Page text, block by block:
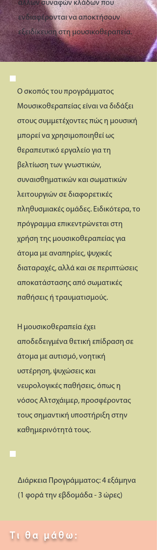
άλλων συναφών κλάδων που
ενδιαφέρονται να αποκτήσουν
εξειδίκευση στη μουσικοθεραπεία.
Ο σκοπός του προγράμματος
Μουσικοθεραπείας είναι να διδάξει
στους συμμετέχοντες πώς η μουσική
μπορεί να χρησιμοποιηθεί ως
θεραπευτικό εργαλείο για τη
βελτίωση των γνωστικών,
συναισθηματικών και σωματικών
λειτουργιών σε διαφορετικές
πληθυσμιακές ομάδες. Ειδικότερα, το
πρόγραμμα επικεντρώνεται στη
χρήση της μουσικοθεραπείας για
άτομα με αναπηρίες, ψυχικές
διαταραχές, αλλά και σε περιπτώσεις
αποκατάστασης από σωματικές
παθήσεις ή τραυματισμούς.
Η μουσικοθεραπεία έχει
αποδεδειγμένα θετική επίδραση σε
άτομα με αυτισμό, νοητική
υστέρηση, ψυχώσεις και
νευρολογικές παθήσεις, όπως η
νόσος Αλτσχάιμερ, προσφέροντας
τους σημαντική υποστήριξη στην
καθημερινότητά τους.
Διάρκεια Προγράμματος: 4 εξάμηνα
(1 φορά την εβδομάδα - 3 ώρες)
Τι θα μάθω: